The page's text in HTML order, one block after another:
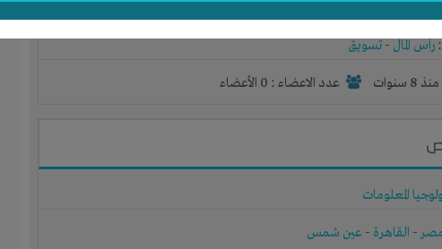
رأس المال - تسويق
منذ 8 سنوات عدد الاعضاء : 0 الأعضاء
المعلومات
- القاهرة - عين شمس